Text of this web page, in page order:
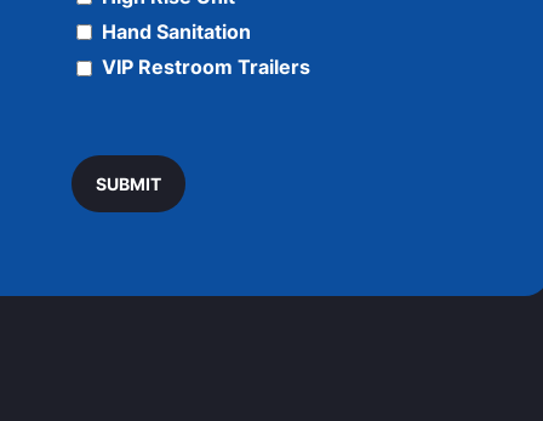
Hand Sanitation
VIP Restroom Trailers
SUBMIT